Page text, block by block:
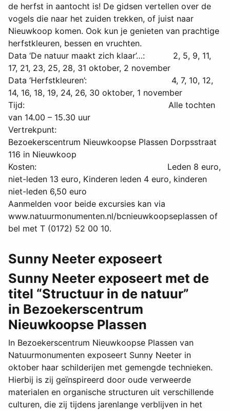
de herfst in aantocht is! De gidsen vertellen over de
vogels die naar het zuiden trekken, of juist naar
Nieuwkoop komen. Ook kun je genieten van prachtige
herfstkleuren, bessen en vruchten.
Data ‘De natuur maakt zich klaar’…: 2, 5, 9, 11,
17, 21, 23, 25, 28, 31 oktober, 2 november
Data ‘Herfstkleuren’: 4, 7, 10, 12,
14, 16, 18, 19, 24, 26, 30 oktober, 1 november
Tijd: Alle tochten
van 14.00 – 15.30 uur
Vertrekpunt:
Bezoekerscentrum Nieuwkoopse Plassen Dorpsstraat
116 in Nieuwkoop
Kosten: Leden 8 euro,
niet-leden 13 euro, Kinderen leden 4 euro, kinderen
niet-leden 6,50 euro
Aanmelden voor beide excursies kan via
www.natuurmonumenten.nl/bcnieuwkoopseplassen of
bel met T (0172) 52 00 10.
Sunny Neeter exposeert
Sunny Neeter exposeert met de
titel “Structuur in de natuur”
in Bezoekerscentrum
Nieuwkoopse Plassen
In Bezoekerscentrum Nieuwkoopse Plassen van
Natuurmonumenten exposeert Sunny Neeter in
oktober haar schilderijen met gemengde technieken.
Hierbij is zij geïnspireerd door oude verweerde
materialen en organische structuren uit verschillende
culturen, die zij tijdens jarenlange verblijven in het